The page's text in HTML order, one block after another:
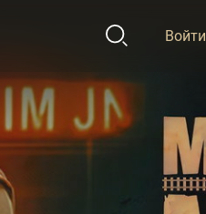
Войти